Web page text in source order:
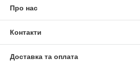
Про нас
Контакти
Доставка та оплата